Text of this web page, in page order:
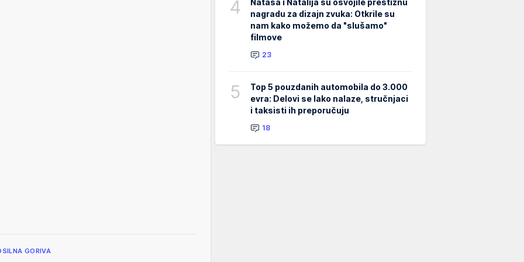
GORIVA
4
nagradu za dizajn zvuka: Otkrile su
nam kako možemo da "slušamo"
filmove
23
5
Top 5 pouzdanih automobila do 3.000
evra: Delovi se lako nalaze, stručnjaci
i taksisti ih preporučuju
18